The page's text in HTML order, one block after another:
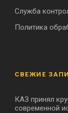
Служба
Политика
СВЕЖИЕ
КАЗ принял
современной